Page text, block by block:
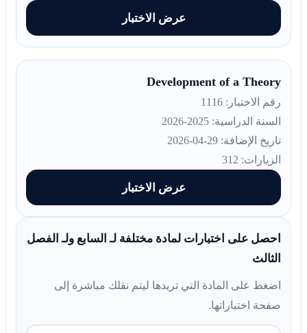
عرض الاختبار
Development of a Theory
رقم الاختبار: 1116
السنة الدراسية: 2025-2026
تاريخ الإضافة: 29-04-2026
الزيارات: 312
عرض الاختبار
احصل على اختبارات لمادة مختلفة لـ السابع ولـ الفصل
الثالث
اضغط على المادة التي تريدها ليتم نقلك مباشرة إلى
صفحة اختباراتها.